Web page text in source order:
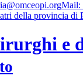
Mail:
e